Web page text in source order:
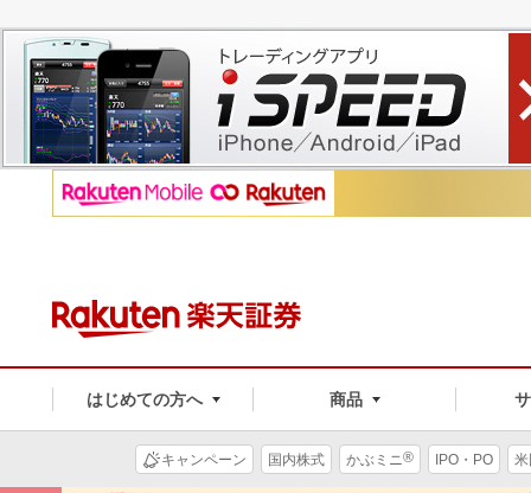
はじめての方へ 商品
キャンペーン 国内株式 かぶミニ® IPO・PO